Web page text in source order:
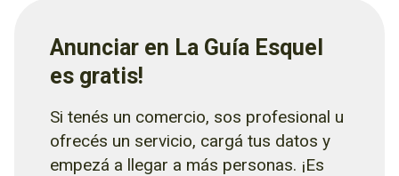
Anunciar en La Guía Esquel
es gratis!
Si tenés un comercio, sos profesional u
ofrecés un servicio, cargá tus datos y
empezá a llegar a más personas. ¡Es